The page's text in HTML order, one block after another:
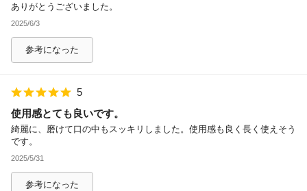
ありがとうございました。
2025/6/3
参考になった
5
使用感とても良いです。
綺麗に、磨けて口の中もスッキリしました。使用感も良く長く使えそう
です。
2025/5/31
参考になった